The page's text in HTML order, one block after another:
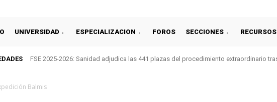
UNIVERSIDAD ESPECIALIZACION FOROS SECCIONES RECURSOS
FSE 2025-2026: Sanidad adjudica las 441 plazas del procedimiento extraordinario
Balmis